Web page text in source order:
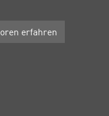
erfahren